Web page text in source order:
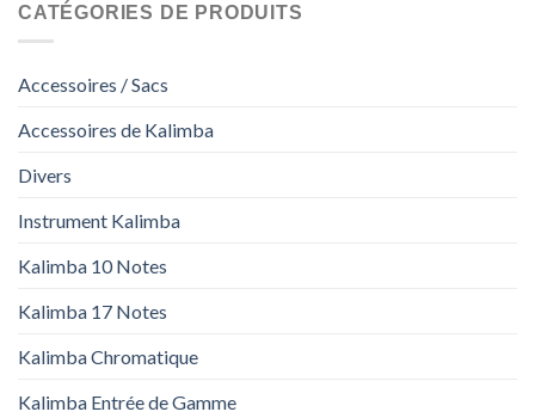
CATÉGORIES DE PRODUITS
Accessoires / Sacs
Accessoires de Kalimba
Divers
Instrument Kalimba
Kalimba 10 Notes
Kalimba 17 Notes
Kalimba Chromatique
Kalimba Entrée de Gamme